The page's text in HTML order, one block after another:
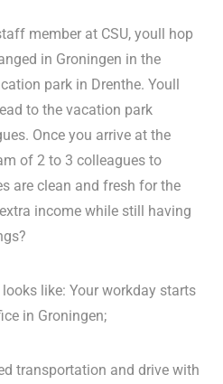
member at CSU, youll hop
in Groningen in the
park in Drenthe. Youll
to the vacation park
Once you arrive at the
of 2 to 3 colleagues to
are clean and fresh for the
income while still having
like: Your workday starts
in Groningen;
transportation and drive with